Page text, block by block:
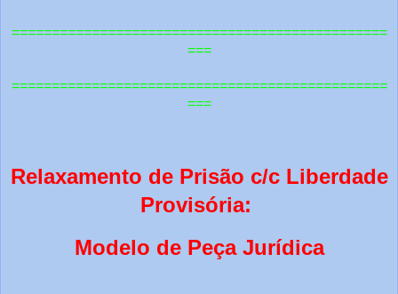
===============================================
===
===============================================
===
Relaxamento de Prisão c/c Liberdade
Provisória:
Modelo de Peça Jurídica